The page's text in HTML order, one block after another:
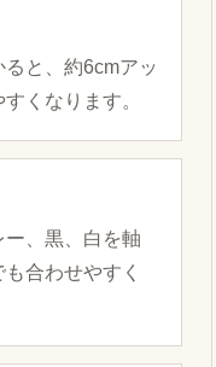
と、約6cmアッ
くなります。
、黒、白を軸
合わせやすく